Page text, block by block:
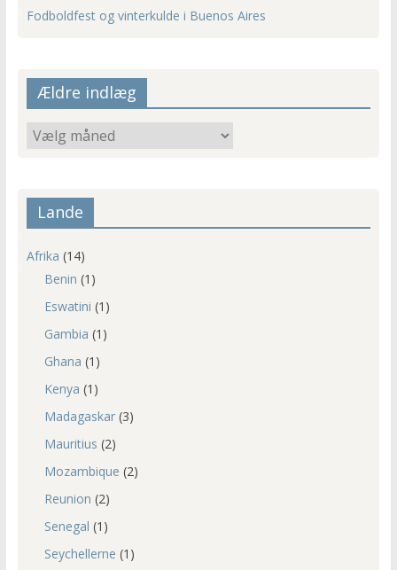
Fodboldfest og vinterkulde i Buenos Aires
Ældre indlæg
Ældre
Lande
Afrika (14)
Benin (1)
Eswatini (1)
Gambia (1)
Ghana (1)
Kenya (1)
Madagaskar(3)
Mauritius (2)
Mozambique (2)
Reunion (2)
Senegal (1)
Seychellerne (1)